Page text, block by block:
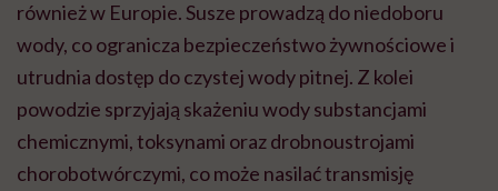
również w Europie. Susze prowadzą do niedoboru
wody, co ogranicza bezpieczeństwo żywnościowe i
utrudnia dostęp do czystej wody pitnej. Z kolei
powodzie sprzyjają skażeniu wody substancjami
chemicznymi, toksynami oraz drobnoustrojami
chorobotwórczymi, co może nasilać transmisję